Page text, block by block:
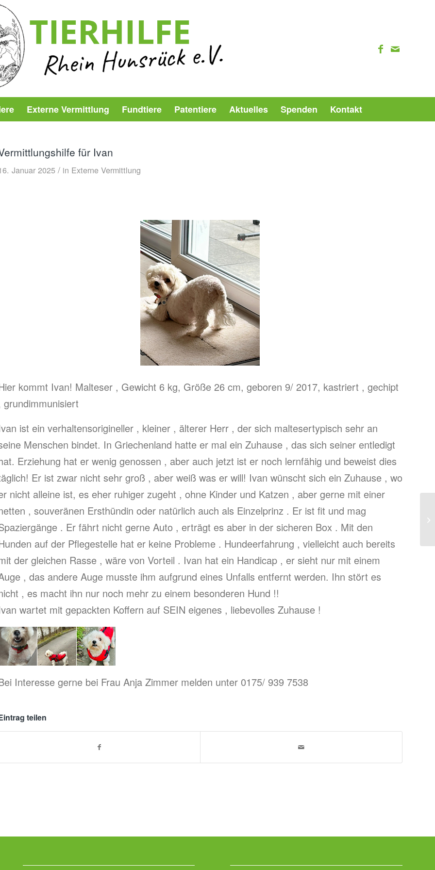
Externe Vermittlung Fundtiere Patentiere Aktuelles Spenden Kontakt
für Ivan
Januar 2025 / in Externe Vermittlung
kommt Ivan! Malteser , Gewicht 6 kg, Größe 26 cm, geboren 9/ 2017, kastriert , gechipt
grundimmunisiert
ist ein verhaltensorigineller , kleiner , älterer Herr , der sich maltesertypisch sehr an
Menschen bindet. In Griechenland hatte er mal ein Zuhause , das sich seiner entledigt
Erziehung hat er wenig genossen , aber auch jetzt ist er noch lernfähig und beweist dies
Er ist zwar nicht sehr groß , aber weiß was er will! Ivan wünscht sich ein Zuhause , wo
nicht alleine ist, es eher ruhiger zugeht , ohne Kinder und Katzen , aber gerne mit einer
, souveränen Ersthündin oder natürlich auch als Einzelprinz . Er ist fit und mag
. Er fährt nicht gerne Auto , erträgt es aber in der sicheren Box . Mit den
auf der Pflegestelle hat er keine Probleme . Hundeerfahrung , vielleicht auch bereits
der gleichen Rasse , wäre von Vorteil . Ivan hat ein Handicap , er sieht nur mit einem
, das andere Auge musste ihm aufgrund eines Unfalls entfernt werden. Ihn stört es
, es macht ihn nur noch mehr zu einem besonderen Hund !!
wartet mit gepackten Koffern auf SEIN eigenes , liebevolles Zuhause !
Interesse gerne bei Frau Anja Zimmer melden unter 0175/ 939 7538
teilen